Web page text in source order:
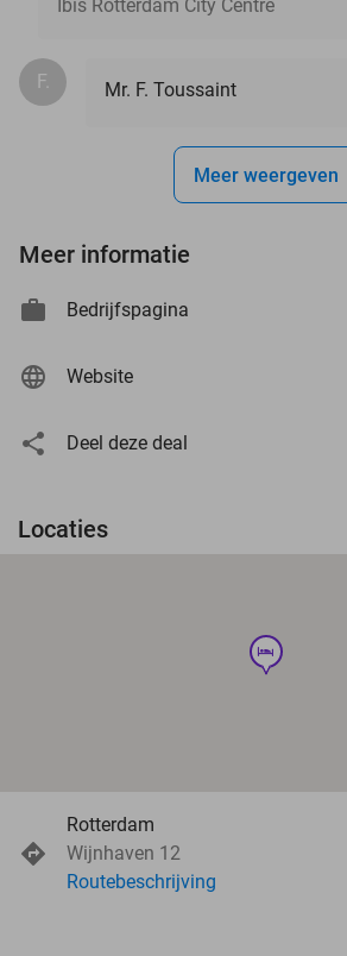
Ibis Rotterdam City Centre
F. Mr. F. Toussaint
Meer weergeven
Meer informatie
Bedrijfspagina
Website
Deel deze deal
Locaties
hotel
Rotterdam
Wijnhaven 12
Routebeschrijving